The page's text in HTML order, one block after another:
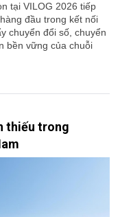
tại VILOG 2026 tiếp
đầu trong kết nối
chuyển đổi số, chuyển
bền vững của chuỗi
thiếu trong